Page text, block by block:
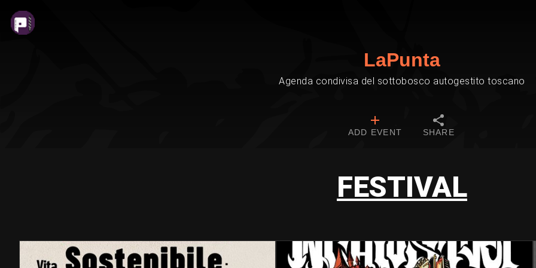
LaPunta
Agenda condivisa del sottobosco autogestito toscano
ADD EVENT SHARE
FESTIVAL